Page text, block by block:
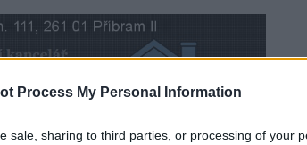
Process My Personal Information
sale, sharing to third parties, or processing of your